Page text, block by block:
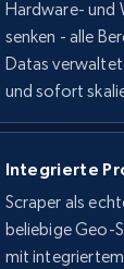
Brand,
Availability,
Hardware- und
senken - alle
Datas
und sofort
Integrierte
Scraper als
beliebige Geo-
mit